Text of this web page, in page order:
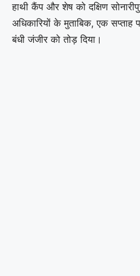
हाथी कैंप और शेष को दक्षिण
अधिकारियों के मुताबिक, एक
बंधी जंजीर को तोड़ दिया।